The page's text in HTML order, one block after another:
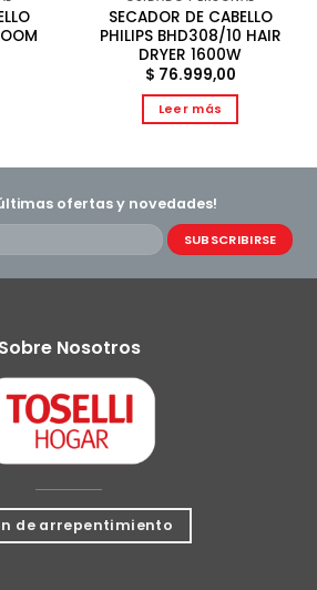
SECADOR DE CABELLO
PHILIPS BHD308/10 HAIR
DRYER 1600W
$ 76.999,00
Leer más
ofertas y novedades!
Sobre Nosotros
de arrepentimiento